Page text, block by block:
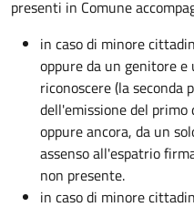
presenti in Comune
in caso di minore
oppure da un genitore e
riconoscere (la seconda
dell'emissione del
oppure ancora, da un
assenso all'espatrio
non presente.
in caso di minore